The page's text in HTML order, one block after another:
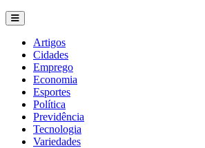
Artigos
Cidades
Emprego
Economia
Esportes
Política
Previdência
Tecnologia
Variedades